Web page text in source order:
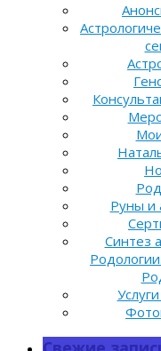
Руны и
Синтез